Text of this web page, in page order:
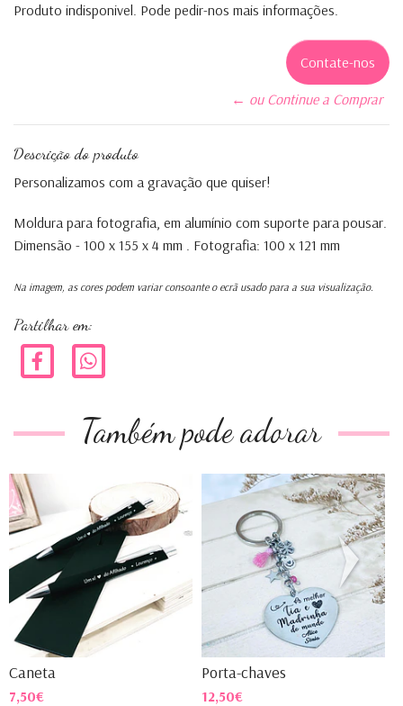
Produto indisponivel. Pode pedir-nos mais informações.
Contate-nos
← ou Continue a Comprar
Descrição do produto
Personalizamos com a gravação que quiser!
Moldura para fotografia, em alumínio com suporte para pousar.
Dimensão - 100 x 155 x 4 mm . Fotografia: 100 x 121 mm
Na imagem, as cores podem variar consoante o ecrã usado para a sua visualização.
Partilhar em:
Também pode adorar
Caneta
7,50€
Porta-chaves
12,50€